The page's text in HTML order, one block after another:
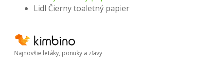
Lidl Čierny toaletný papier
Najnovšie letáky, ponuky a zľavy